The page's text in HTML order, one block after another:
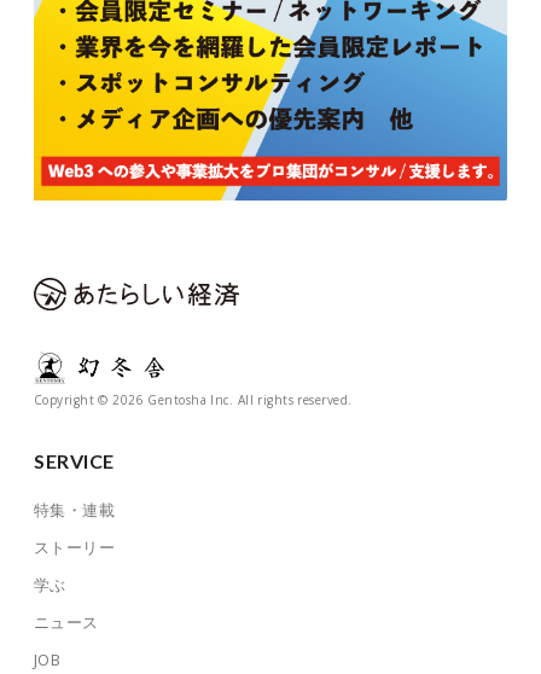
Copyright © 2026 Gentosha Inc. All rights reserved.
SERVICE
特集・連載
ストーリー
学ぶ
ニュース
JOB